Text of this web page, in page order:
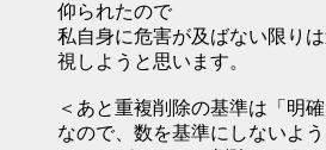
仰られたので
私自身に危害が及ばない限り
視しようと思います。
＜あと重複削除の基準は「明
なので、数を基準にしないよ